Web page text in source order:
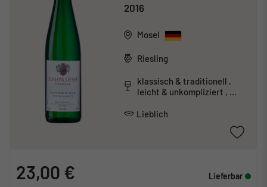
2016
Mosel
Riesling
klassisch & traditionell ,
leicht & unkompliziert ,
Lieblich
23,00 € Lieferbar